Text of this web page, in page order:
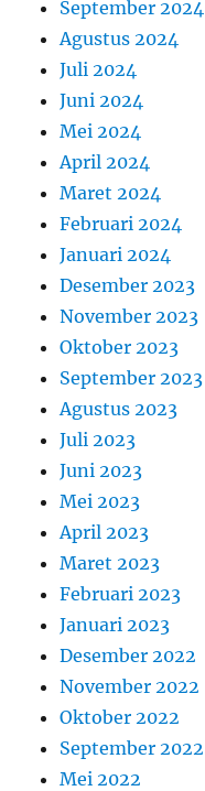
September 2024
Agustus 2024
Juli 2024
Juni 2024
Mei 2024
April 2024
Maret 2024
Februari 2024
Januari 2024
Desember 2023
November 2023
Oktober 2023
September 2023
Agustus 2023
Juli 2023
Juni 2023
Mei 2023
April 2023
Maret 2023
Februari 2023
Januari 2023
Desember 2022
November 2022
Oktober 2022
September 2022
Mei 2022